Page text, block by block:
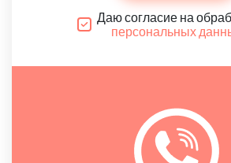
Даю согласие на
персональных